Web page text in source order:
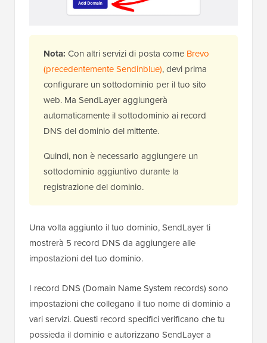
Nota: Con altri servizi di posta come Brevo
(precedentemente Sendinblue), devi prima
configurare un sottodominio per il tuo sito
web. Ma SendLayer aggiungerà
automaticamente il sottodominio ai record
DNS del dominio del mittente.
Quindi, non è necessario aggiungere un
sottodominio aggiuntivo durante la
registrazione del dominio.
Una volta aggiunto il tuo dominio, SendLayer ti
mostrerà 5 record DNS da aggiungere alle
impostazioni del tuo dominio.
I record DNS (Domain Name System records) sono
impostazioni che collegano il tuo nome di dominio a
vari servizi. Questi record specifici verificano che tu
possieda il dominio e autorizzano SendLayer a